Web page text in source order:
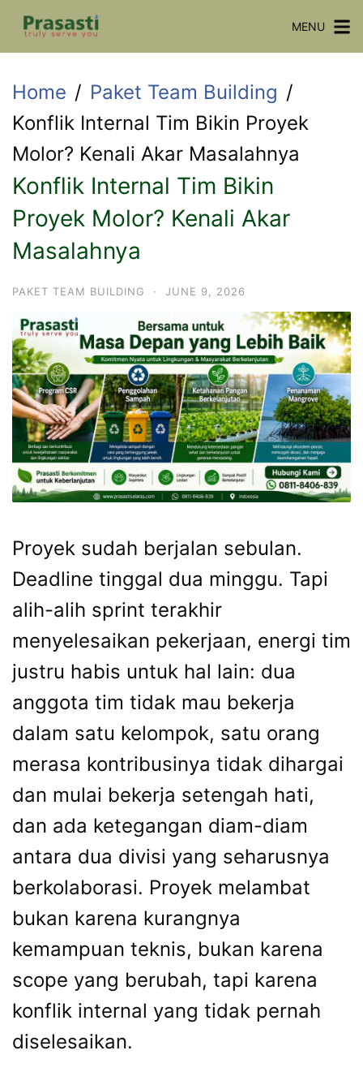
Skip
MENU
Home
Paket Team Building
Konflik Internal Tim Bikin Proyek
Molor? Kenali Akar Masalahnya
Konflik Internal Tim Bikin
Proyek Molor? Kenali Akar
Masalahnya
PAKET TEAM BUILDING · JUNE 9, 2026
Proyek sudah berjalan sebulan.
Deadline tinggal dua minggu. Tapi
alih-alih sprint terakhir
menyelesaikan pekerjaan, energi tim
justru habis untuk hal lain: dua
anggota tim tidak mau bekerja
dalam satu kelompok, satu orang
merasa kontribusinya tidak dihargai
dan mulai bekerja setengah hati,
dan ada ketegangan diam-diam
antara dua divisi yang seharusnya
berkolaborasi. Proyek melambat
bukan karena kurangnya
kemampuan teknis, bukan karena
scope yang berubah, tapi karena
konflik internal yang tidak pernah
diselesaikan.